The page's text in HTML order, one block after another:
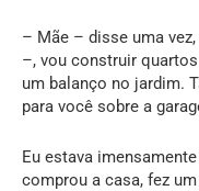
– Mãe – disse uma
–, vou construir
um balanço no jardim.
para você sobre a
Eu estava
comprou a casa, fez